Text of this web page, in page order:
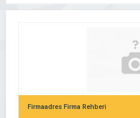
Firmaadres Firma Rehberi